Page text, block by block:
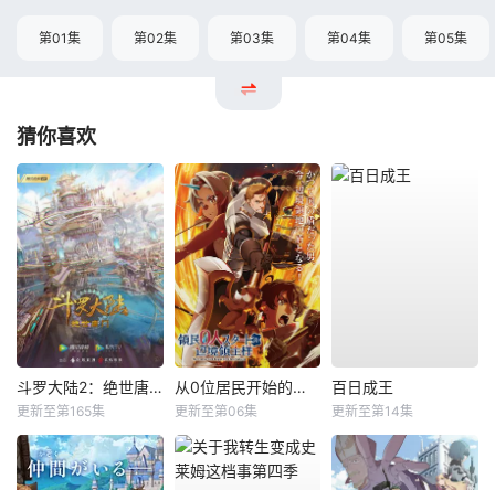
第01集 第02集 第03集 第04集 第05集
猜你喜欢
斗罗大陆2：绝世唐门
更新至第165集
从0位居民开始的边境领主大人
更新至第06集
百日成王
更新至第14集